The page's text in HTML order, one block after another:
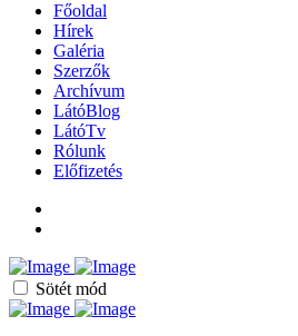
Főoldal
Hírek
Galéria
Szerzők
Archívum
LátóBlog
LátóTv
Rólunk
Előfizetés
Sötét mód